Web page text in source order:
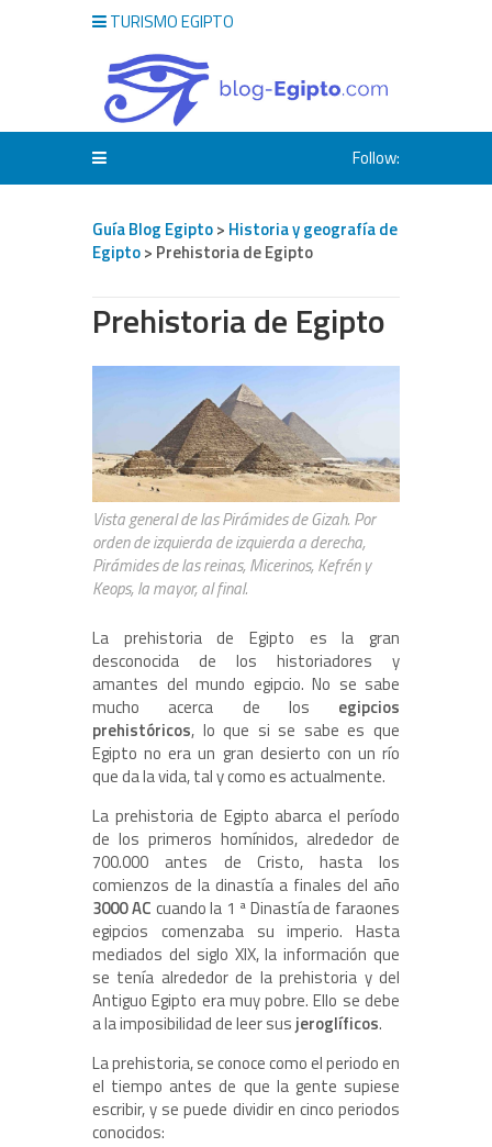
TURISMO EGIPTO
Follow:
Guía Blog Egipto> Historia y geografía de
Egipto> Prehistoria de Egipto
Prehistoria de Egipto
Vista general de las Pirámides de Gizah. Por
orden de izquierda de izquierda a derecha,
Pirámides de las reinas, Micerinos, Kefrén y
Keops, la mayor, al final.
La prehistoria de Egipto es la gran
desconocida de los historiadores y
amantes del mundo egipcio. No se sabe
mucho acerca de los egipcios
prehistóricos, lo que si se sabe es que
Egipto no era un gran desierto con un río
que da la vida, tal y como es actualmente.
La prehistoria de Egipto abarca el período
de los primeros homínidos, alrededor de
700.000 antes de Cristo, hasta los
comienzos de la dinastía a finales del año
3000 AC cuando la 1 ª Dinastía de faraones
egipcios comenzaba su imperio. Hasta
mediados del siglo XIX, la información que
se tenía alrededor de la prehistoria y del
Antiguo Egipto era muy pobre. Ello se debe
a la imposibilidad de leer sus jeroglíficos.
La prehistoria, se conoce como el periodo en
el tiempo antes de que la gente supiese
escribir, y se puede dividir en cinco periodos
conocidos: